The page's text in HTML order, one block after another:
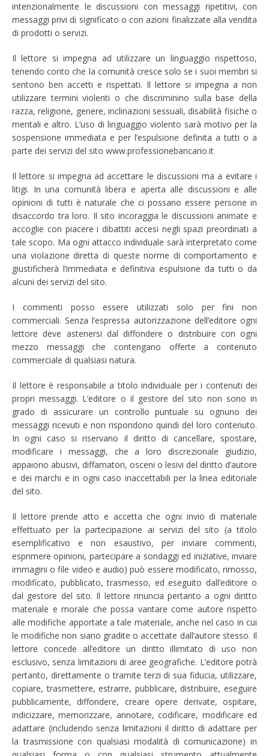
intenzionalmente le discussioni con messaggi ripetitivi, con
messaggi privi di significato o con azioni finalizzate alla vendita
di prodotti o servizi.
Il lettore si impegna ad utilizzare un linguaggio rispettoso,
tenendo conto che la comunità cresce solo se i suoi membri si
sentono ben accetti e rispettati. Il lettore si impegna a non
utilizzare termini violenti o che discriminino sulla base della
razza, religione, genere, inclinazioni sessuali, disabilità fisiche o
mentali e altro. L’uso di linguaggio violento sarà motivo per la
sospensione immediata e per l’espulsione definita a tutti o a
parte dei servizi del sito www.professionebancario.it
Il lettore si impegna ad accettare le discussioni ma a evitare i
litigi. In una comunità libera e aperta alle discussioni e alle
opinioni di tutti è naturale che ci possano essere persone in
disaccordo tra loro. Il sito incoraggia le discussioni animate e
accoglie con piacere i dibattiti accesi negli spazi preordinati a
tale scopo. Ma ogni attacco individuale sarà interpretato come
una violazione diretta di queste norme di comportamento e
giustificherà l’immediata e definitiva espulsione da tutti o da
alcuni dei servizi del sito.
I commenti posso essere utilizzati solo per fini non
commerciali. Senza l’espressa autorizzazione dell’editore ogni
lettore deve astenersi dal diffondere o distribuire con ogni
mezzo messaggi che contengano offerte a contenuto
commerciale di qualsiasi natura.
Il lettore è responsabile a titolo individuale per i contenuti dei
propri messaggi. L’editore o il gestore del sito non sono in
grado di assicurare un controllo puntuale su ognuno dei
messaggi ricevuti e non rispondono quindi del loro contenuto.
In ogni caso si riservano il diritto di cancellare, spostare,
modificare i messaggi, che a loro discrezionale giudizio,
appaiono abusivi, diffamatori, osceni o lesivi del diritto d’autore
e dei marchi e in ogni caso inaccettabili per la linea editoriale
del sito.
Il lettore prende atto e accetta che ogni invio di materiale
effettuato per la partecipazione ai servizi del sito (a titolo
esemplificativo e non esaustivo, per inviare commenti,
esprimere opinioni, partecipare a sondaggi ed iniziative, inviare
immagini o file video e audio) può essere modificato, rimosso,
modificato, pubblicato, trasmesso, ed eseguito dall’editore o
dal gestore del sito. Il lettore rinuncia pertanto a ogni diritto
materiale e morale che possa vantare come autore rispetto
alle modifiche apportate a tale materiale, anche nel caso in cui
le modifiche non siano gradite o accettate dall’autore stesso. Il
lettore concede all’editore un diritto illimitato di uso non
esclusivo, senza limitazioni di aree geografiche. L’editore potrà
pertanto, direttamente o tramite terzi di sua fiducia, utilizzare,
copiare, trasmettere, estrarre, pubblicare, distribuire, eseguire
pubblicamente, diffondere, creare opere derivate, ospitare,
indicizzare, memorizzare, annotare, codificare, modificare ed
adattare (includendo senza limitazioni il diritto di adattare per
la trasmissione con qualsiasi modalità di comunicazione) in